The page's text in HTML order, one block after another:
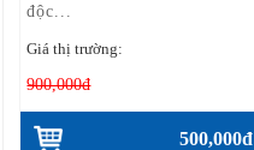
độc...
Giá thị trường:
900,000đ
500,000đ